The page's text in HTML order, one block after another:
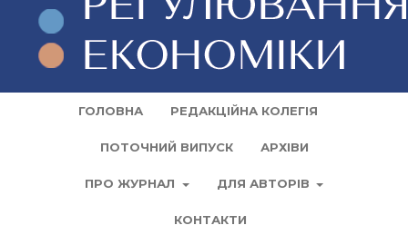
ГОЛОВНА РЕДАКЦІЙНА КОЛЕГІЯ
ПОТОЧНИЙ ВИПУСК АРХІВИ
ПРО ЖУРНАЛ ДЛЯ АВТОРІВ
КОНТАКТИ